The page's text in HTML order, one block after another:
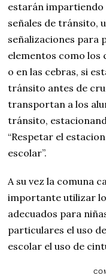
estarán impartiendo
señales de tránsito,
señalizaciones para
elementos como los
o en las cebras, si
tránsito antes de
transportan a los
tránsito,
“Respetar el
escolar”.
A su vez la comuna
importante utilizar
adecuados para
particulares el uso
escolar el uso de